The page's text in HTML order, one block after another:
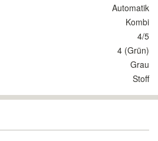
Automatik
Kombi
4/5
4 (Grün)
Grau
Stoff